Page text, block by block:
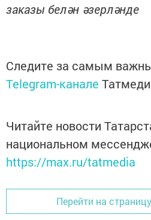
заказы белән әзерләнде
Следите за самым
Telegram-канале
Читайте новости
национальном
https://max.ru/tatmedia
Перейти на